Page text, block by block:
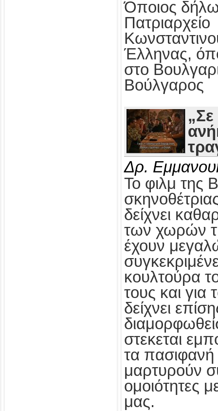
Όποιος
Πατριαρχείο
Έλληνας,
στο
Βούλγαρος
Δρ.
Το φιλμ της
δείχνει
των χωρών
έχουν
κουλτούρα
τους και
δείχνει
στεκεται
τα πασιφανή
μαρτυρούν
ομοιότητες
μας.